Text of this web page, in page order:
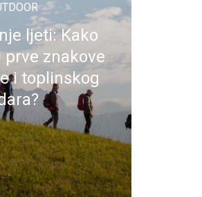
ljeti: Kako
znakove
i toplinskog